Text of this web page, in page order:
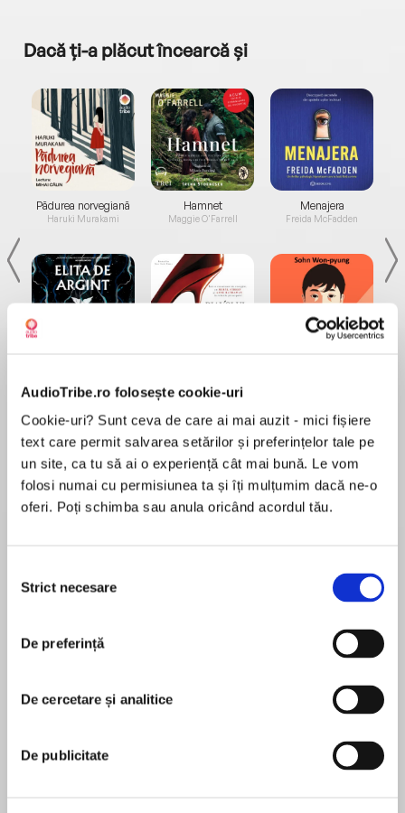
AudioTribe.ro folosește cookie-uri
Cookie-uri? Sunt ceva de care ai mai auzit - mici fișiere
text care permit salvarea setărilor și preferințelor tale pe
un site, ca tu să ai o experiență cât mai bună. Le vom
folosi numai cu permisiunea ta și îți mulțumim dacă ne-o
oferi. Poți schimba sau anula oricând acordul tău.
consimțământului
Strict necesare
De preferință
De cercetare și analitice
De publicitate
Dacă ți-a plăcut încearcă și
Pădurea norvegiană
Haruki Murakami
de...
Dani Francis
Hamnet
Maggie O'Farrell
la...
Lauren Weisberger
Menajera
Freida McFadden
Desprecarte
Don’t miss the brand-new winter saga from
Paradise Row, London. December 1865.
Snow is falling fast and Sally Suggs is working
tirelessly to bring in enough money to keep
bone man, has fallen ill and now Sally has taken
up his trade.
But this is a man’s world and competition is
În acest moment nu există recenzii
Dilly Court
Dilly Court is a Sunday Times bestselling author of
over fifty novels. She grew up in North-East